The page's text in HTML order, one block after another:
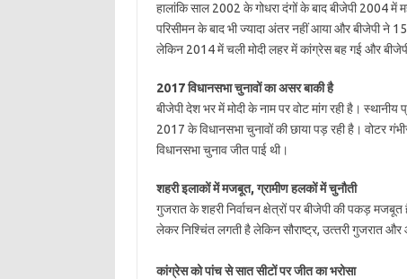
हालांकि साल 2002 के गोधरा दंगों के बाद बीजेपी 2004
परिसीमन के बाद भी ज्‍यादा अंतर नहीं आया और बीजेपी ने 15
लेकिन 2014 में चली मोदी लहर में कांग्रेस बह गई और
2017 विधानसभा चुनावों का असर बाकी है
बीजेपी देश भर में मोदी के नाम पर वोट मांग रही है।
2017 के विधानसभा चुनावों की छाया पड़ रही है। वोटर
विधानसभा चुनाव जीत पाई थी।
शहरी इलाकों में मजबूत, ग्रामीण हलकों में चुनौती
गुजरात के शहरी निर्वाचन क्षेत्रों पर बीजेपी की पकड़
लेकर निश्चिंत लगती है लेकिन सौराष्‍ट्र, उत्‍तरी गुजरात और
कांग्रेस को पांच से सात सीटों पर जीत का भरोसा